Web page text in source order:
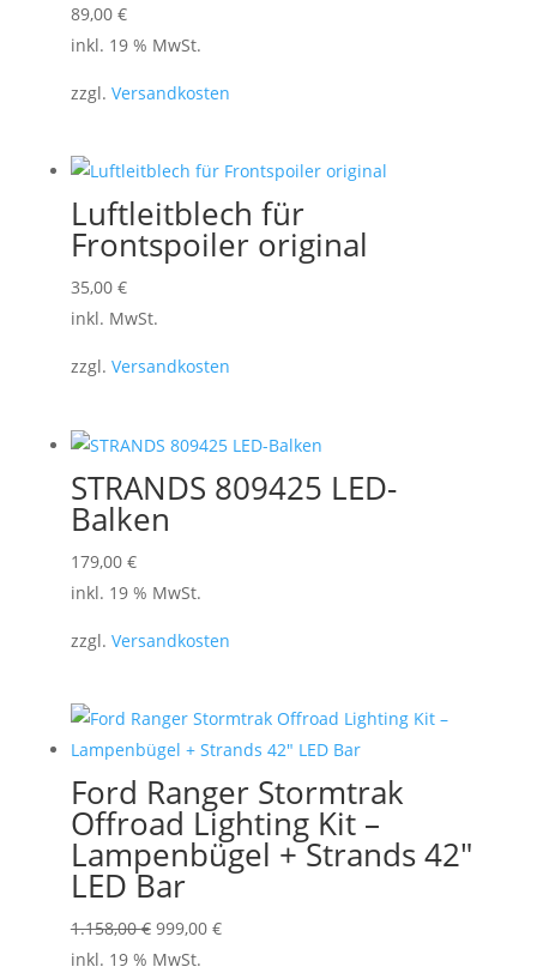
89,00 €
inkl. 19 % MwSt.
zzgl. Versandkosten
Luftleitblech für
Frontspoiler original
35,00 €
mehrere
auf.
Die
Optionen
der
inkl. MwSt.
zzgl. Versandkosten
STRANDS 809425 LED-
Balken
179,00 €
inkl. 19 % MwSt.
zzgl. Versandkosten
Ford Ranger Stormtrak
Offroad Lighting Kit –
Lampenbügel + Strands 42″
LED Bar
1.158,00€ Ursprünglicher
Preis
999,00 €Aktueller
inkl. 19 % MwSt.